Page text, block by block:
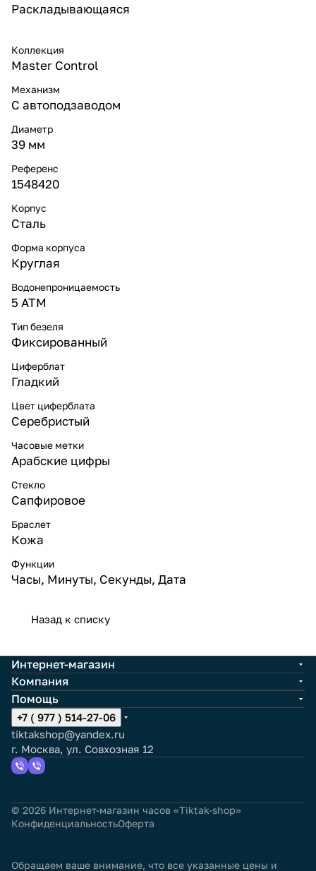
Раскладывающаяся
Коллекция
Master Control
Механизм
С автоподзаводом
Диаметр
39 мм
Референс
1548420
Корпус
Сталь
Форма корпуса
Круглая
Водонепроницаемость
5 ATM
Тип безеля
Фиксированный
Циферблат
Гладкий
Цвет циферблата
Серебристый
Часовые метки
Арабские цифры
Стекло
Сапфировое
Браслет
Кожа
Функции
Часы, Минуты, Секунды, Дата
Назад к списку
Интернет-магазин
Компания
Помощь
+7 ( 977 ) 514-27-06
tiktakshop@yandex.ru
г. Москва, ул. Совхозная 12
© 2026 Интернет-магазин часов «Tiktak-shop»
КонфиденциальностьОферта
Обращаем ваше внимание, что все указанные цены и